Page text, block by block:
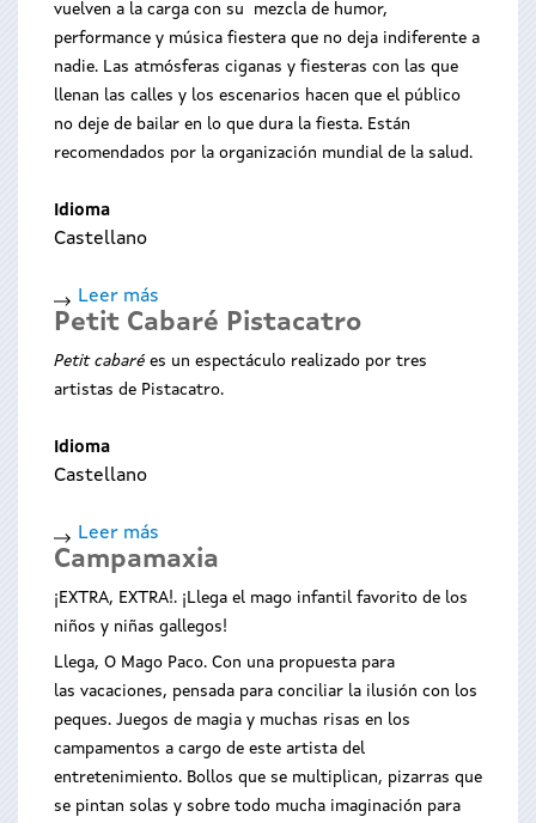
vuelven a la carga con su mezcla de humor,
performance y música fiestera que no deja indiferente a
nadie. Las atmósferas ciganas y fiesteras con las que
llenan las calles y los escenarios hacen que el público
no deje de bailar en lo que dura la fiesta. Están
recomendados por la organización mundial de la salud.
Idioma
Castellano
Leer más
FESTICULTURA
O
MILLOR
Petit Cabaré Pistacatro
Petit cabaré es un espectáculo realizado por tres
artistas de Pistacatro.
Idioma
Castellano
Leer más
Petit
Cabaré
Pistacatro
Campamaxia
¡EXTRA, EXTRA!. ¡Llega el mago infantil favorito de los
niños y niñas gallegos!
Llega, O Mago Paco. Con una propuesta para
las vacaciones, pensada para conciliar la ilusión con los
peques. Juegos de magia y muchas risas en los
campamentos a cargo de este artista del
entretenimiento. Bollos que se multiplican, pizarras que
se pintan solas y sobre todo mucha imaginación para